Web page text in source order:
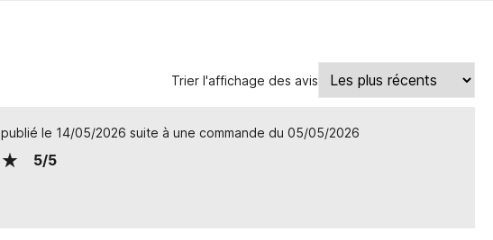
Trier l'affichage des avis
publié le 14/05/2026 suite à une commande du 05/05/2026
5/5